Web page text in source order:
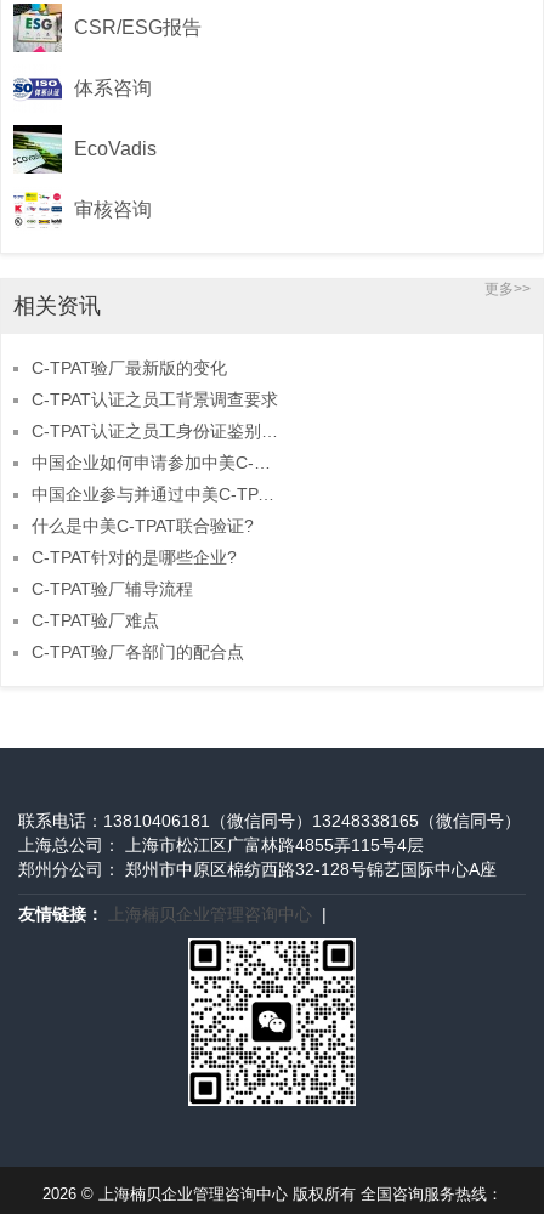
CSR/ESG报告
体系咨询
EcoVadis
审核咨询
相关资讯
更多>>
C-TPAT验厂最新版的变化
C-TPAT认证之员工背景调查要求
C-TPAT认证之员工身份证鉴别管理要求
中国企业如何申请参加中美C-TPAT联合验证?
中国企业参与并通过中美C-TPAT联合验证有何益处?
什么是中美C-TPAT联合验证?
C-TPAT针对的是哪些企业?
C-TPAT验厂辅导流程
C-TPAT验厂难点
C-TPAT验厂各部门的配合点
联系电话：13810406181（微信同号）13248338165（微信同号）
上海总公司： 上海市松江区广富林路4855弄115号4层
郑州分公司： 郑州市中原区棉纺西路32-128号锦艺国际中心A座
友情链接： 上海楠贝企业管理咨询中心 |
2026 © 上海楠贝企业管理咨询中心 版权所有 全国咨询服务热线：